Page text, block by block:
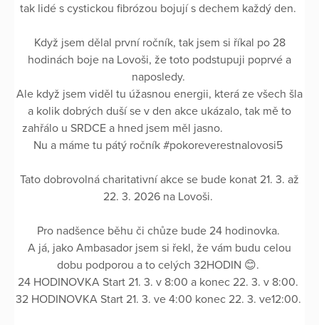
tak lidé s cystickou fibrózou bojují s dechem každý den.
Když jsem dělal první ročník, tak jsem si říkal po 28
hodinách boje na Lovoši, že toto podstupuji poprvé a
naposledy.
Ale když jsem viděl tu úžasnou energii, která ze všech šla
a kolik dobrých duší se v den akce ukázalo, tak mě to
zahřálo u SRDCE a hned jsem měl jasno.
Nu a máme tu pátý ročník #pokoreverestnalovosi5
Tato dobrovolná charitativní akce se bude konat 21. 3. až
22. 3. 2026 na Lovoši.
Pro nadšence běhu či chůze bude 24 hodinovka.
A já, jako Ambasador jsem si řekl, že vám budu celou
dobu podporou a to celých 32HODIN 😊.
24 HODINOVKA Start 21. 3. v 8:00 a konec 22. 3. v 8:00.
32 HODINOVKA Start 21. 3. ve 4:00 konec 22. 3. ve12:00.